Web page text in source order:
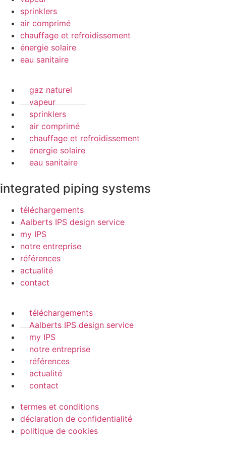
sprinklers
air comprimé
chauffage et refroidissement
énergie solaire
eau sanitaire
gaz naturel
vapeur
sprinklers
air comprimé
chauffage et refroidissement
énergie solaire
eau sanitaire
integrated piping systems
téléchargements
Aalberts IPS design service
my IPS
notre entreprise
références
actualité
contact
téléchargements
Aalberts IPS design service
my IPS
notre entreprise
références
actualité
contact
termes et conditions
déclaration de confidentialité
politique de cookies